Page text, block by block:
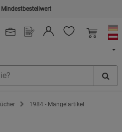
Mindestbestellwert
Shop
1984 - Mängelartikel